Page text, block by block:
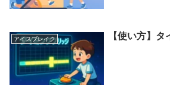
アイスブレイク 【使い方】